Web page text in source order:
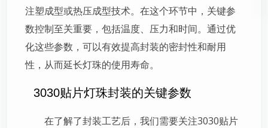
注塑成型或热压成型技术。在这个环节中，关键参
数控制至关重要，包括温度、压力和时间。通过优
化这些参数，可以有效提高封装的密封性和耐用
性，从而延长灯珠的使用寿命。
3030贴片灯珠封装的关键参数
在了解了封装工艺后，我们需要关注3030贴片